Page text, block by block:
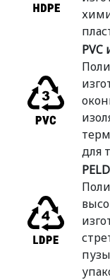
PVC
для
PELD